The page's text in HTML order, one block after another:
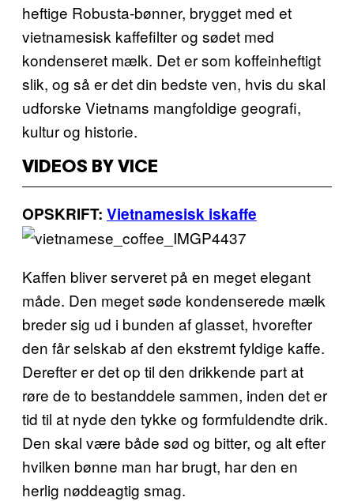
heftige Robusta-bønner, brygget med et
vietnamesisk kaffefilter og sødet med
kondenseret mælk. Det er som koffeinheftigt
slik, og så er det din bedste ven, hvis du skal
udforske Vietnams mangfoldige geografi,
kultur og historie.
VIDEOS BY VICE
OPSKRIFT: Vietnamesisk iskaffe
Kaffen bliver serveret på en meget elegant
måde. Den meget søde kondenserede mælk
breder sig ud i bunden af glasset, hvorefter
den får selskab af den ekstremt fyldige kaffe.
Derefter er det op til den drikkende part at
røre de to bestanddele sammen, inden det er
tid til at nyde den tykke og formfuldendte drik.
Den skal være både sød og bitter, og alt efter
hvilken bønne man har brugt, har den en
herlig nøddeagtig smag.